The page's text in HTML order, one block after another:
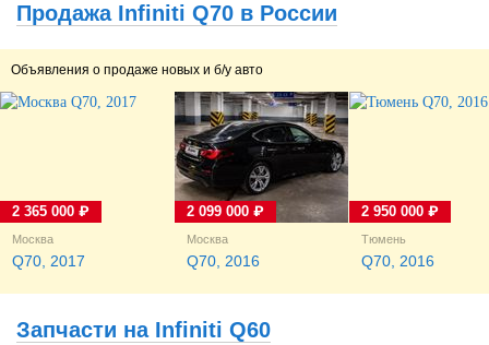
Продажа Infiniti Q70 в России
Объявления о продаже новых и б/у авто
Москва
Q70, 2017
2 365 000 ₽
Москва
Q70, 2016
2 099 000 ₽
Тюмень
Q70, 2016
2 950 000 ₽
Запчасти на Infiniti Q60